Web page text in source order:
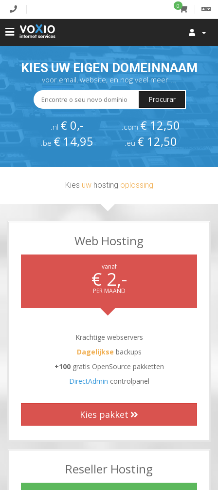
0
KIES UW EIGEN DOMEINNAAM
voor email, website, en nog veel meer ...
Procurar
.nl € 0,- .com € 12,50
.be € 14,95 .eu € 12,50
Kies uwhosting oplossing
Web Hosting
vanaf
€ 2,-
PER MAAND
Krachtige webservers
Dagelijkse backups
+100gratis OpenSource pakketten
DirectAdmin controlpanel
Kies pakket
Reseller Hosting